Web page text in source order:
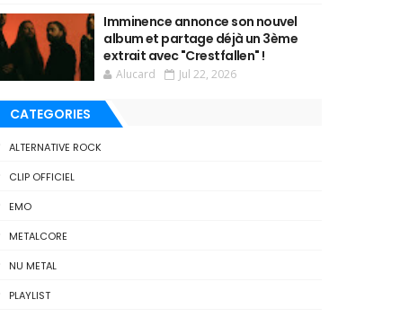
Imminence annonce son nouvel
album et partage déjà un 3ème
extrait avec "Crestfallen" !
Alucard Jul 22, 2026
CATEGORIES
ALTERNATIVE ROCK
CLIP OFFICIEL
EMO
METALCORE
NU METAL
PLAYLIST